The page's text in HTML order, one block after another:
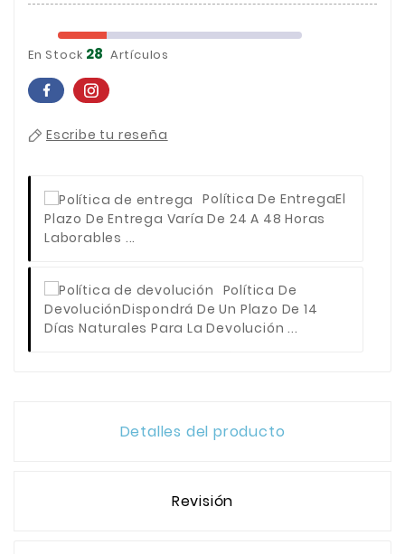
En Stock 28 Artículos
Escribe tu reseña
Política De EntregaEl
Plazo De Entrega Varía De 24 A 48 Horas
Laborables ...
Política De
DevoluciónDispondrá De Un Plazo De 14
Días Naturales Para La Devolución ...
Detalles del producto
Revisión